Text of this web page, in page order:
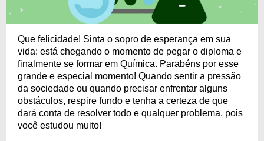
Que felicidade! Sinta o sopro de esperança em sua
vida: está chegando o momento de pegar o diploma e
finalmente se formar em Química. Parabéns por esse
grande e especial momento! Quando sentir a pressão
da sociedade ou quando precisar enfrentar alguns
obstáculos, respire fundo e tenha a certeza de que
dará conta de resolver todo e qualquer problema, pois
você estudou muito!